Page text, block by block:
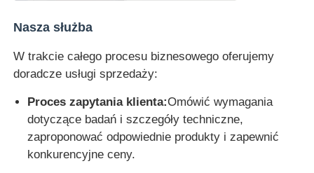
Nasza służba
W trakcie całego procesu biznesowego oferujemy
doradcze usługi sprzedaży:
Proces zapytania klienta:Omówić wymagania
dotyczące badań i szczegóły techniczne,
zaproponować odpowiednie produkty i zapewnić
konkurencyjne ceny.